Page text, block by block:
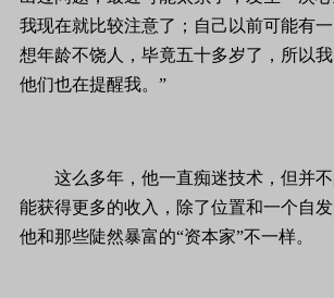
我现在就比较注意了；自己以前可能有
想年龄不饶人，毕竟五十多岁了，所以我
他们也在提醒我。”
这么多年，他一直痴迷技术，但并不
能获得更多的收入，除了位置和一个自发
他和那些陡然暴富的“资本家”不一样。